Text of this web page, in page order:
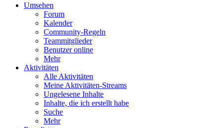
Umsehen
Forum
Kalender
Community-Regeln
Teammitglieder
Benutzer online
Mehr
Aktivitäten
Alle Aktivitäten
Meine Aktivitäten-Streams
Ungelesene Inhalte
Inhalte, die ich erstellt habe
Suche
Mehr